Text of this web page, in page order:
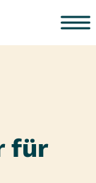
für